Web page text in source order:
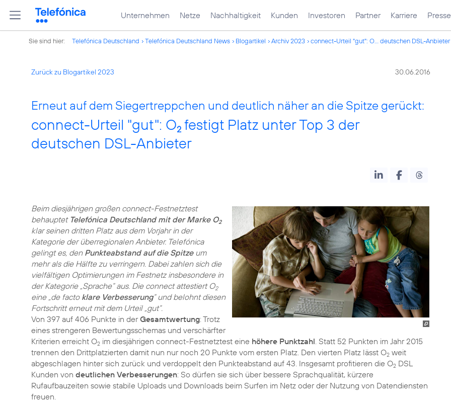
Unternehmen Netze Nachhaltigkeit Kunden Investoren Partner Karriere Presse
Sie sind hier: Telefónica Deutschland Telefónica Deutschland News Blogartikel Archiv 2023 connect-Urteil "gut": O... deutschen DSL-Anbieter
Zurück zu Blogartikel 2023 30.06.2016
Erneut auf dem Siegertreppchen und deutlich näher an die Spitze gerückt:
connect-Urteil "gut": O2 festigt Platz unter Top 3 der
deutschen DSL-Anbieter
Beim diesjährigen großen connect-Festnetztest
behauptet Telefónica Deutschland mit der Marke O2
klar seinen dritten Platz aus dem Vorjahr in der
Kategorie der überregionalen Anbieter. Telefónica
gelingt es, den Punkteabstand auf die Spitzeum
mehr als die Hälfte zu verringern. Dabei zahlen sich die
vielfältigen Optimierungen im Festnetz insbesondere in
der Kategorie „Sprache“ aus. Die connect attestiert O2
eine „de facto klare Verbesserung“ und belohnt diesen
Fortschritt erneut mit dem Urteil „gut“.
Von 397 auf 406 Punkte in derGesamtwertung: Trotz
eines strengeren Bewertungsschemas und verschärfter
Kriterien erreicht O2 im diesjährigen connect-Festnetztest eine höhere Punktzahl. Statt 52 Punkten im Jahr 2015
trennen den Drittplatzierten damit nun nur noch 20 Punkte vom ersten Platz. Den vierten Platz lässt O2 weit
abgeschlagen hinter sich zurück und verdoppelt den Punkteabstand auf 43. Insgesamt profitieren die O2 DSL
Kunden von deutlichen Verbesserungen: So dürfen sie sich über bessere Sprachqualität, kürzere
Rufaufbauzeiten sowie stabile Uploads und Downloads beim Surfen im Netz oder der Nutzung von Datendiensten
freuen.